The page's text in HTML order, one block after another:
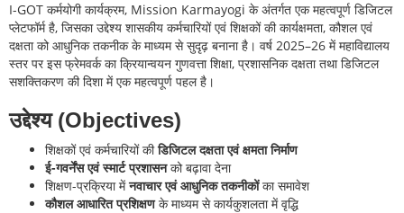
I-GOT कर्मयोगी कार्यक्रम, Mission Karmayogi के अंतर्गत एक महत्वपूर्ण डिजिटल
प्लेटफॉर्म है, जिसका उद्देश्य शासकीय कर्मचारियों एवं शिक्षकों की कार्यक्षमता, कौशल एवं
दक्षता को आधुनिक तकनीक के माध्यम से सुदृढ़ बनाना है। वर्ष 2025–26 में महाविद्यालय
स्तर पर इस फ्रेमवर्क का क्रियान्वयन गुणवत्ता शिक्षा, प्रशासनिक दक्षता तथा डिजिटल
सशक्तिकरण की दिशा में एक महत्वपूर्ण पहल है।
उद्देश्य (Objectives)
शिक्षकों एवं कर्मचारियों कीडिजिटल दक्षता एवं क्षमता निर्माण
ई-गवर्नेंस एवं स्मार्ट प्रशासनको बढ़ावा देना
शिक्षण-प्रक्रिया मेंनवाचार एवं आधुनिक तकनीकोंका समावेश
कौशल आधारित प्रशिक्षणके माध्यम से कार्यकुशलता में वृद्धि